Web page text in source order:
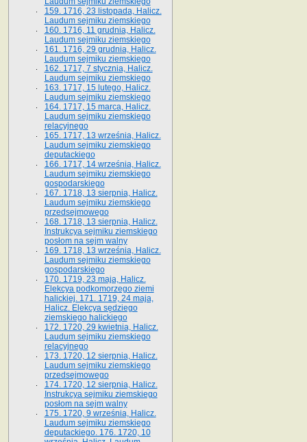
159. 1716, 23 listopada, Halicz.
Laudum sejmiku ziemskiego
160. 1716, 11 grudnia, Halicz.
Laudum sejmiku ziemskiego
161. 1716, 29 grudnia, Halicz.
Laudum sejmiku ziemskiego
162. 1717, 7 stycznia, Halicz.
Laudum sejmiku ziemskiego
163. 1717, 15 lutego, Halicz.
Laudum sejmiku ziemskiego
164. 1717, 15 marca, Halicz.
Laudum sejmiku ziemskiego
relacyjnego
165. 1717, 13 września, Halicz.
Laudum sejmiku ziemskiego
deputackiego
166. 1717, 14 września, Halicz.
Laudum sejmiku ziemskiego
gospodarskiego
167. 1718, 13 sierpnia, Halicz.
Laudum sejmiku ziemskiego
przedsejmowego
168. 1718, 13 sierpnia, Halicz.
Instrukcya sejmiku ziemskiego
posłom na sejm walny
169. 1718, 13 września, Halicz.
Laudum sejmiku ziemskiego
gospodarskiego
170. 1719, 23 maja, Halicz.
Elekcya podkomorzego ziemi
halickiej. 171. 1719, 24 maja,
Halicz. Elekcya sędziego
ziemskiego halickiego
172. 1720, 29 kwietnia, Halicz.
Laudum sejmiku ziemskiego
relacyjnego
173. 1720, 12 sierpnia, Halicz.
Laudum sejmiku ziemskiego
przedsejmowego
174. 1720, 12 sierpnia, Halicz.
Instrukcya sejmiku ziemskiego
posłom na sejm walny
175. 1720, 9 września, Halicz.
Laudum sejmiku ziemskiego
deputackiego. 176. 1720, 10